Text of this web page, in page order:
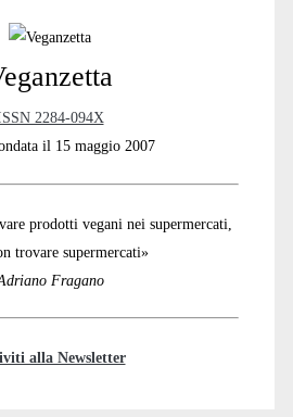
2284-094X
il 15 maggio 2007
prodotti vegani nei supermercati,
trovare supermercati»
Fragano
alla Newsletter